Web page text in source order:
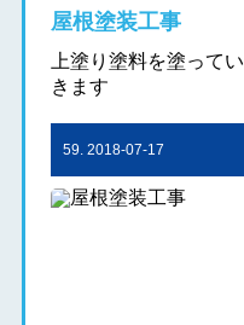
屋根塗装工事
上塗り塗料を塗ってい
きます
59. 2018-07-17